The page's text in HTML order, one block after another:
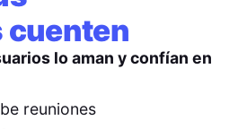
cuenten
lo aman y confían en
reuniones